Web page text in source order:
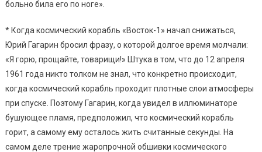
больно била его по ноге».
* Когда космический корабль «Восток-1» начал снижаться,
Юрий Гагарин бросил фразу, о которой долгое время молчали:
«Я горю, прощайте, товарищи!» Штука в том, что до 12 апреля
1961 года никто толком не знал, что конкретно происходит,
когда космический корабль проходит плотные слои атмосферы
при спуске. Поэтому Гагарин, когда увидел в иллюминаторе
бушующее пламя, предположил, что космический корабль
горит, а самому ему осталось жить считанные секунды. На
самом деле трение жаропрочной обшивки космического